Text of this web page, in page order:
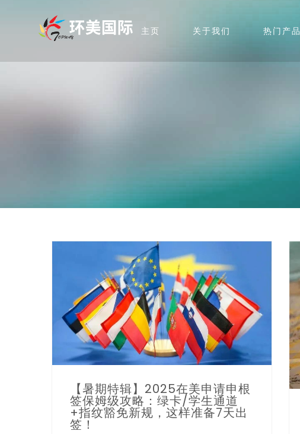
主页 关于我们 热门产品
【暑期特辑】2025在美申请申根
签保姆级攻略：绿卡/学生通道
+指纹豁免新规，这样准备7天出
签！